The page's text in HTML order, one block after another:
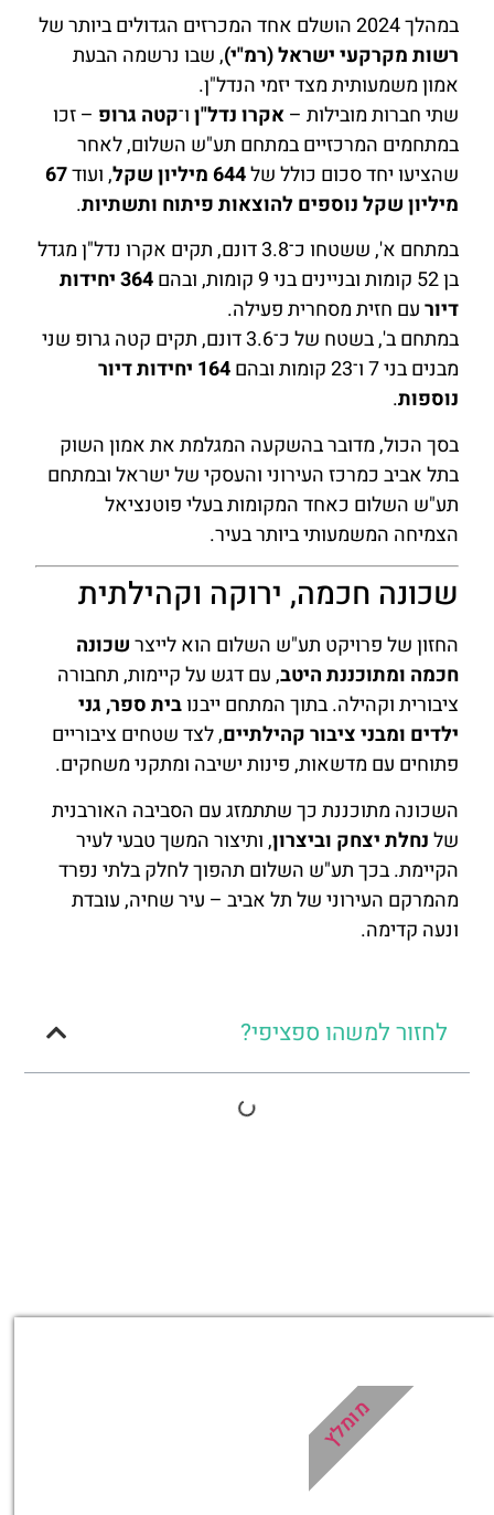
במהלך 2024 הושלם אחד המכרזים הגדולים ביותר של
רשות מקרקעי ישראל (רמ"י), שבו נרשמה הבעת
אמון משמעותית מצד יזמי הנדל"ן.
שתי חברות מובילות –אקרו נדל"ןו־קטה גרופ – זכו
במתחמים המרכזיים במתחם תע"ש השלום, לאחר
שהציעו יחד סכום כולל של644 מיליון שקל , ועוד67
מיליון שקל נוספים להוצאות פיתוח ותשתיות.
במתחם א', ששטחו כ־3.8 דונם, תקים אקרו נדל"ן מגדל
בן 52 קומות ובניינים בני 9 קומות, ובהם
364 יחידות
דיורעם חזית מסחרית פעילה.
במתחם ב', בשטח של כ־3.6 דונם, תקים קטה גרופ שני
מבנים בני 7 ו־23 קומות ובהם
164 יחידות דיור
נוספות.
בסך הכול, מדובר בהשקעה המגלמת את אמון השוק
בתל אביב כמרכז העירוני והעסקי של ישראל ובמתחם
תע"ש השלום כאחד המקומות בעלי פוטנציאל
הצמיחה המשמעותי ביותר בעיר.
שכונה חכמה, ירוקה וקהילתית
החזון של פרויקט תע"ש השלום הוא לייצרשכונה
חכמה ומתוכננת היטב, עם דגש על קיימות, תחבורה
ציבורית וקהילה. בתוך המתחם ייבנובית ספר, גני
ילדים ומבני ציבור קהילתיים, לצד שטחים ציבוריים
פתוחים עם מדשאות, פינות ישיבה ומתקני משחקים.
השכונה מתוכננת כך שתתמזג עם הסביבה האורבנית
שלנחלת יצחק וביצרון, ותיצור המשך טבעי לעיר
הקיימת. בכך תע"ש השלום תהפוך לחלק בלתי נפרד
מהמרקם העירוני של תל אביב – עיר שחיה, עובדת
ונעה קדימה.
לחזור למשהו ספציפי?
מומלץ